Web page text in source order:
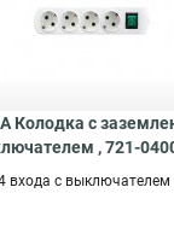
Колодка с
, 721-
входа с